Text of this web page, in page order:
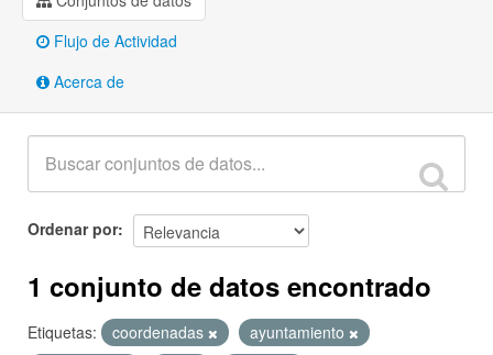
Flujo de Actividad
Acerca de
Ordenar por
1 conjunto de datos encontrado
Etiquetas: coordenadas
ayuntamiento